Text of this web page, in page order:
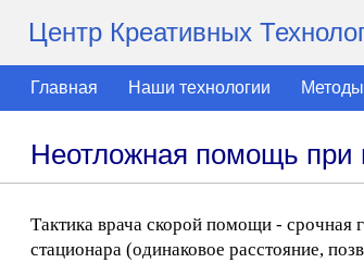
Центр Креативных
Главная Наши технологии Методы
Неотложная помощь при
Тактика врача скорой помощи -
стационара (одинаковое расстояние,